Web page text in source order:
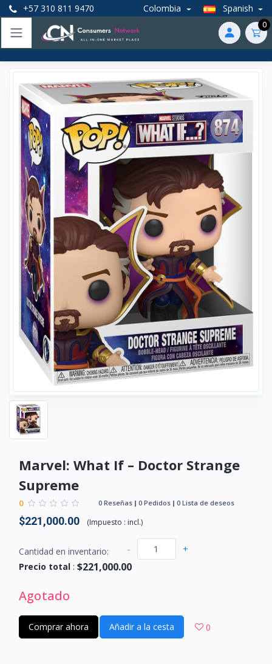
+57 310 811 9470 Colombia Spanish
0
Marvel: What If – Doctor Strange
Supreme
0 0 Reseñas 0 Pedidos 0 Lista de deseos
$221,000.00 (Impuesto : incl.)
Cantidad en inventario: - +
Precio total : $221,000.00
Agotado
Comprar ahora Añadir a la cesta 0